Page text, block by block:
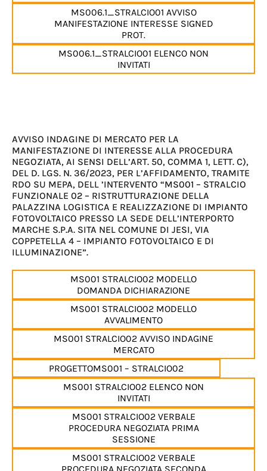
MS006.1_STRALCIO01 AVVISO
MANIFESTAZIONE INTERESSE SIGNED
PROT.
MS006.1_STRALCIO01 ELENCO NON
INVITATI
AVVISO INDAGINE DI MERCATO PER LA
MANIFESTAZIONE DI INTERESSE ALLA PROCEDURA
NEGOZIATA, AI SENSI DELL’ART. 50, COMMA 1, LETT. C),
DEL D. LGS. N. 36/2023, PER L’AFFIDAMENTO, TRAMITE
RDO SU MEPA, DELL ’INTERVENTO “MS001 – STRALCIO
FUNZIONALE 02 – RISTRUTTURAZIONE DELLA
PALAZZINA LOGISTICA E REALIZZAZIONE DI IMPIANTO
FOTOVOLTAICO PRESSO LA SEDE DELL’INTERPORTO
MARCHE S.P.A. SITA NEL COMUNE DI JESI, VIA
COPPETELLA 4 – IMPIANTO FOTOVOLTAICO E DI
ILLUMINAZIONE”.
MS001 STRALCIO02 MODELLO
DOMANDA DICHIARAZIONE
MS001 STRALCIO02 MODELLO
AVVALIMENTO
MS001 STRALCIO02 AVVISO INDAGINE
MERCATO
PROGETTOMS001 – STRALCIO02
MS001 STRALCIO02 ELENCO NON
INVITATI
MS001 STRALCIO02 VERBALE
PROCEDURA NEGOZIATA PRIMA
SESSIONE
MS001 STRALCIO02 VERBALE